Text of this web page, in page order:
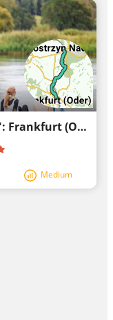
4th stage "Oder-Neiße-Radweg": Frankfurt (Oder) - Küstrin cycling tour
Medium